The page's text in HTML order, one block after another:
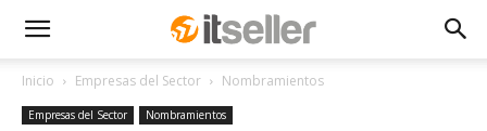
Inicio Empresas del Sector Nombramientos
Empresas del Sector Nombramientos